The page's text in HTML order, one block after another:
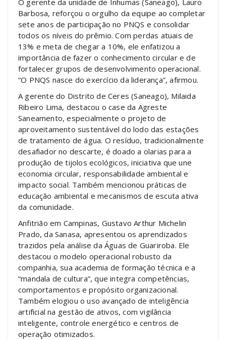
O gerente da unidade de Inhumas (Saneago), Lauro
Barbosa, reforçou o orgulho da equipe ao completar
sete anos de participação no PNQS e consolidar
todos os níveis do prêmio. Com perdas atuais de
13% e meta de chegar a 10%, ele enfatizou a
importância de fazer o conhecimento circular e de
fortalecer grupos de desenvolvimento operacional.
“O PNQS nasce do exercício da liderança”, afirmou.
A gerente do Distrito de Ceres (Saneago), Milaida
Ribeiro Lima, destacou o case da Agreste
Saneamento, especialmente o projeto de
aproveitamento sustentável do lodo das estações
de tratamento de água. O resíduo, tradicionalmente
desafiador no descarte, é doado a olarias para a
produção de tijolos ecológicos, iniciativa que une
economia circular, responsabilidade ambiental e
impacto social. Também mencionou práticas de
educação ambiental e mecanismos de escuta ativa
da comunidade.
Anfitrião em Campinas, Gustavo Arthur Michelin
Prado, da Sanasa, apresentou os aprendizados
trazidos pela análise da Águas de Guariroba. Ele
destacou o modelo operacional robusto da
companhia, sua academia de formação técnica e a
“mandala de cultura”, que integra competências,
comportamentos e propósito organizacional.
Também elogiou o uso avançado de inteligência
artificial na gestão de ativos, com vigilância
inteligente, controle energético e centros de
operação otimizados.